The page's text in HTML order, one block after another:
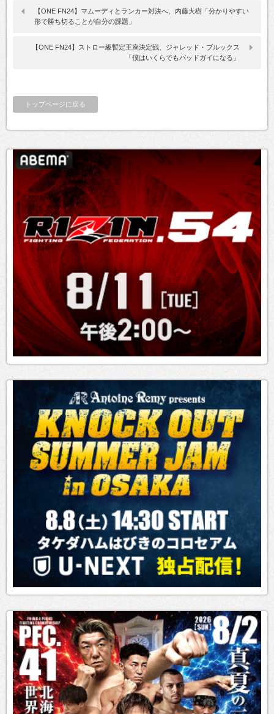
【ONE FN24】マムーディとランカー対決へ、内藤大樹「分かりやすい
形で勝ち切ることが自分の課題」
【ONE FN24】ストロー級暫定王座決定戦、ジャレッド・ブルックス
「僕はいくらでもバッドガイになる」
トップページに戻る